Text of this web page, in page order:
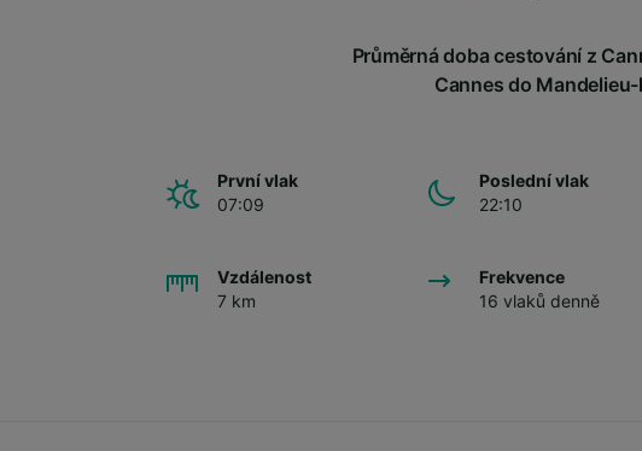
Průměrná doba cestování z
Cannes do
První vlak
07:09
Poslední vlak
22:10
Vzdálenost
7 km
Frekvence
16 vlaků denně
identification.
advertising and